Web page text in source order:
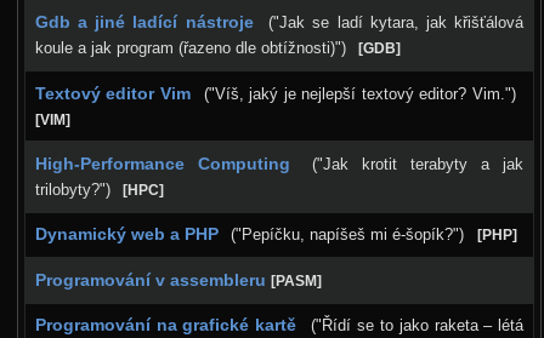
Gdb a jiné ladící nástroje
("Jak se ladí kytara, jak křišťálová
koule a jak program (řazeno dle obtížnosti)")
[GDB]
Textový editor Vim ("Víš, jaký je nejlepší textový editor? Vim.")
[VIM]
High-Performance Computing
("Jak krotit terabyty a jak
trilobyty?")
[HPC]
Dynamický web a PHP ("Pepíčku, napíšeš mi é-šopík?") [PHP]
Programování v assembleru [PASM]
Programování na grafické kartě
("Řídí se to jako raketa – létá